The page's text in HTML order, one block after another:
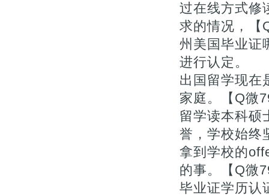
过在线方式修
求的情况，【
州美国毕业证
进行认定。
出国留学现在
家庭。【Q微
留学读本科硕
誉，学校始终
拿到学校的
的事。【Q微
毕业证学历认